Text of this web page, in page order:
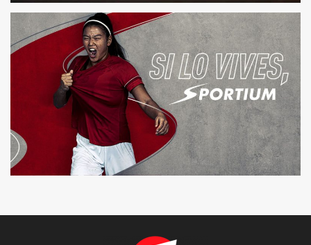
ASICS GEL KAYANO
SPOT TV
SPORTIUM